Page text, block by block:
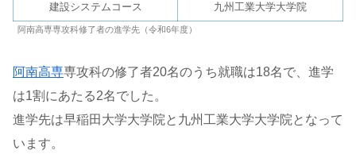
建設システムコース 九州工業大学大学院
阿南高専専攻科修了者の進学先（令和6年度）
阿南高専専攻科の修了者20名のうち就職は18名で、進学
は1割にあたる2名でした。
進学先は早稲田大学大学院と九州工業大学大学院となって
います。